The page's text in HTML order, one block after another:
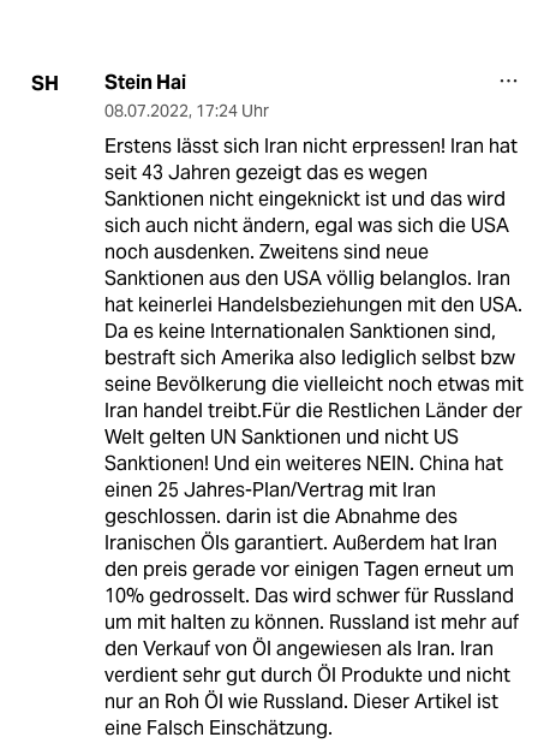
SH Stein Hai
08.07.2022, 17:24 Uhr
Erstens lässt sich Iran nicht erpressen! Iran hat
seit 43 Jahren gezeigt das es wegen
Sanktionen nicht eingeknickt ist und das wird
sich auch nicht ändern, egal was sich die USA
noch ausdenken. Zweitens sind neue
Sanktionen aus den USA völlig belanglos. Iran
hat keinerlei Handelsbeziehungen mit den USA.
Da es keine Internationalen Sanktionen sind,
bestraft sich Amerika also lediglich selbst bzw
seine Bevölkerung die vielleicht noch etwas mit
Iran handel treibt.Für die Restlichen Länder der
Welt gelten UN Sanktionen und nicht US
Sanktionen! Und ein weiteres NEIN. China hat
einen 25 Jahres-Plan/Vertrag mit Iran
geschlossen. darin ist die Abnahme des
Iranischen Öls garantiert. Außerdem hat Iran
den preis gerade vor einigen Tagen erneut um
10% gedrosselt. Das wird schwer für Russland
um mit halten zu können. Russland ist mehr auf
den Verkauf von Öl angewiesen als Iran. Iran
verdient sehr gut durch Öl Produkte und nicht
nur an Roh Öl wie Russland. Dieser Artikel ist
eine Falsch Einschätzung.